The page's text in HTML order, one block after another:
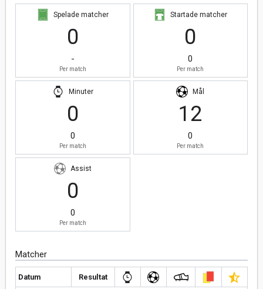
Spelade matcher
0
-
Per match
Startade matcher
0
0
Per match
Minuter
0
0
Per match
Mål
12
0
Per match
Assist
0
0
Per match
Matcher
Datum Resultat